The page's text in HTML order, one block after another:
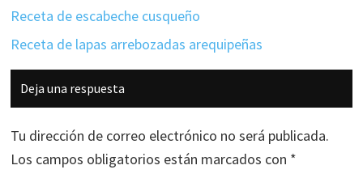
Receta de escabeche cusqueño
Receta de lapas arrebozadas arequipeñas
Interacciones
con
los
lectores
Deja una respuesta
Tu dirección de correo electrónico no será publicada.
Los campos obligatorios están marcados con *